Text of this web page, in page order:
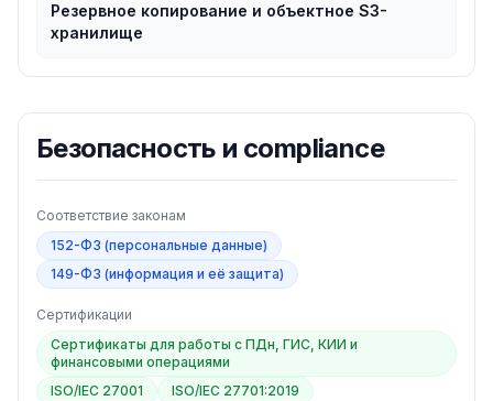
Резервное копирование и объектное S3-
хранилище
Безопасность и compliance
Соответствие законам
152-ФЗ (персональные данные)
149-ФЗ (информация и её защита)
Сертификации
Сертификаты для работы с ПДн, ГИС, КИИ и
финансовыми операциями
ISO/IEC 27001
ISO/IEC 27701:2019